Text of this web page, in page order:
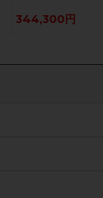
344,300円